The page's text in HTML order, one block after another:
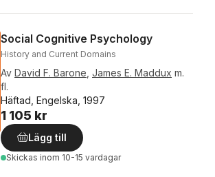
Social Cognitive Psychology
History and Current Domains
Av David F. Barone James E. Maddux m.
fl.
Häftad, Engelska, 1997
1 105 kr
Lägg till
Skickas inom 10-15 vardagar